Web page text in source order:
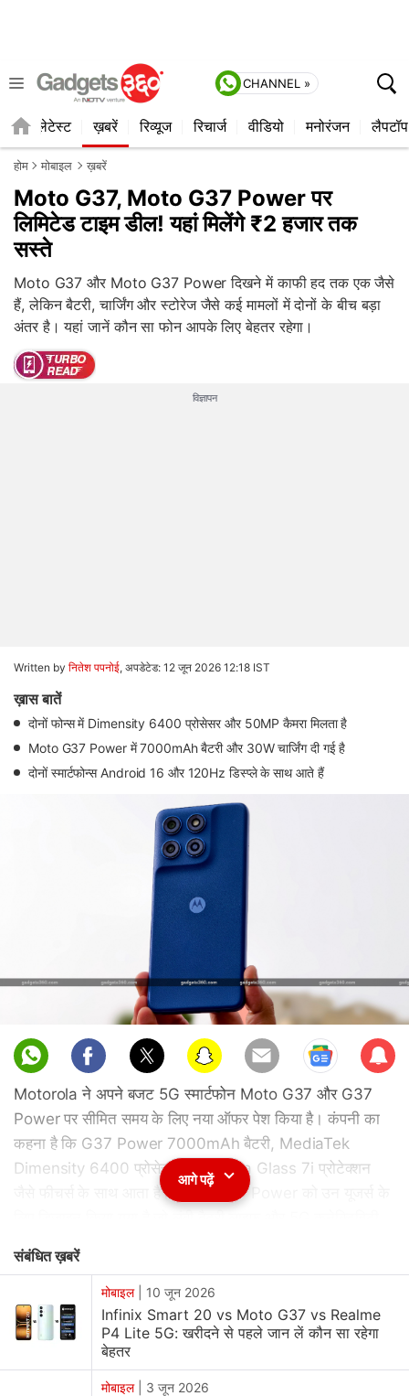
CHANNEL »
लेटेस्ट ख़बरें रिव्यूज रिचार्ज वीडियो मनोरंजन लैपटॉप
होम मोबाइल ख़बरें
Moto G37, Moto G37 Power पर
लिमिटेड टाइम डील! यहां मिलेंगे ₹2 हजार तक
सस्ते
Moto G37 और Moto G37 Power दिखने में काफी हद तक एक जैसे
हैं, लेकिन बैटरी, चार्जिंग और स्टोरेज जैसे कई मामलों में दोनों के बीच बड़ा
अंतर है। यहां जानें कौन सा फोन आपके लिए बेहतर रहेगा।
विज्ञापन
Written by नितेश पपनोई, अपडेटेड: 12 जून 2026 12:18 IST
ख़ास बातें
दोनों फोन्स में Dimensity 6400 प्रोसेसर और 50MP कैमरा मिलता है
Moto G37 Power में 7000mAh बैटरी और 30W चार्जिंग दी गई है
दोनों स्मार्टफोन्स Android 16 और 120Hz डिस्प्ले के साथ आते हैं
Sub
scri
be
Motorola ने अपने बजट 5G स्मार्टफोन Moto G37 और G37
Power पर सीमित समय के लिए नया ऑफर पेश किया है। कंपनी का
कहना है कि G37 Power 7000mAh बैटरी, MediaTek
Dimensity 6400 प्रोसेसर और Gorilla Glass 7i प्रोटेक्शन
जैसे फीचर्स के साथ आता है। Moto G37 Power को उन यूजर्स के
Moto G37 Power
स्टोरेज वेरिएंट को 15,999 रुपये की इफेक्टिव कीमत पर खरीदा जा
सकता है। वहीं फोन के 8GB RAM + 128GB स्टोरेज वेरिएंट पर भी
स्पेशल डिस्काउंट दिया जा रहा है। कंपनी ने यह ऑफर लिमिटेड टाइप
कराया है।
आगे पढ़ें
संबंधित ख़बरें
मोबाइल| 10 जून 2026
Infinix Smart 20 vs Moto G37 vs Realme
P4 Lite 5G: खरीदने से पहले जान लें कौन सा रहेगा
बेहतर
मोबाइल| 3 जून 2026